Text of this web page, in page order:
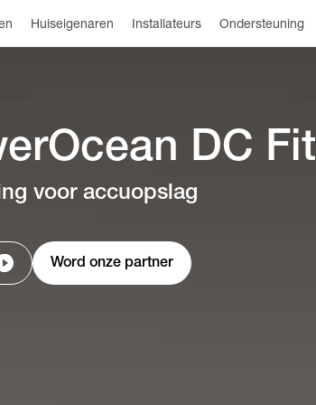
Huiseigenaren Installateurs Ondersteuning
DC Fit
voor accuopslag
Word onze partner